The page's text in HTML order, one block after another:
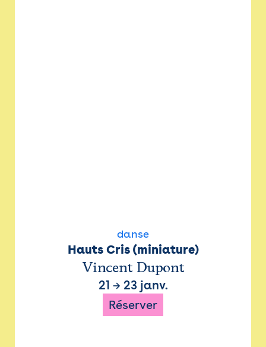
danse
Hauts Cris (miniature)
Vincent Dupont
21 → 23 janv.
Réserver